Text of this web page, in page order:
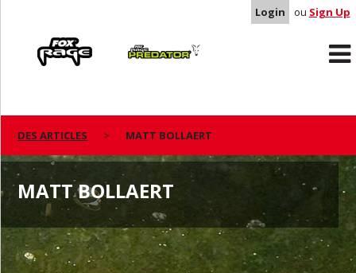
Login ou Sign Up
Predator
DES ARTICLES MATT BOLLAERT
MATT BOLLAERT